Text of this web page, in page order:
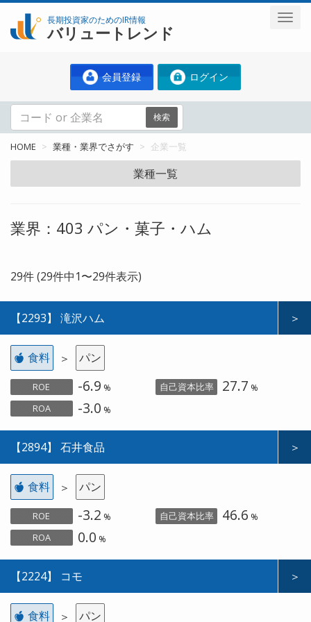
長期投資家のためのIR情報
バリュートレンド
会員登録 ログイン
検索
HOME 業種・業界でさがす 企業一覧
業種一覧
業界：403 パン・菓子・ハム
29件 (29件中1〜29件表示)
＞
【2293】 滝沢ハム
食料 ＞ パン
ROE -6.9 % 自己資本比率 27.7 %
ROA
-3.0 %
＞
【2894】 石井食品
食料 ＞ パン
ROE -3.2 % 自己資本比率 46.6 %
ROA
0.0 %
＞
【2224】 コモ
食料 ＞ パン